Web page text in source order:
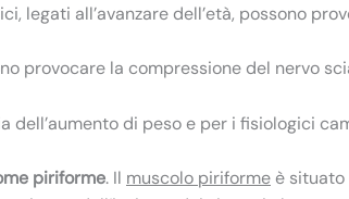
legati all’avanzare dell’età, possono
provocare la compressione del nervo
dell’aumento di peso e per i fisiologici
piriforme. Il muscolo piriforme è